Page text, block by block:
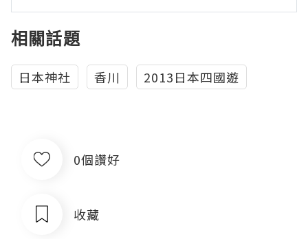
相關話題
日本神社 香川 2013日本四國遊
0個讚好
收藏